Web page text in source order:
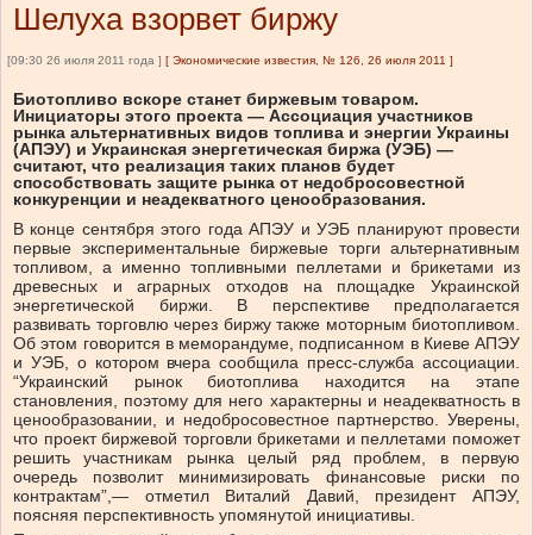
Шелуха взорвет биржу
[09:30 26 июля 2011 года ] [ Экономические известия, № 126, 26 июля 2011 ]
Биотопливо вскоре станет биржевым товаром.
Инициаторы этого проекта — Ассоциация участников
рынка альтернативных видов топлива и энергии Украины
(АПЭУ) и Украинская энергетическая биржа (УЭБ) —
считают, что реализация таких планов будет
способствовать защите рынка от недобросовестной
конкуренции и неадекватного ценообразования.
В конце сентября этого года АПЭУ и УЭБ планируют провести
первые экспериментальные биржевые торги альтернативным
топливом, а именно топливными пеллетами и брикетами из
древесных и аграрных отходов на площадке Украинской
энергетической биржи. В перспективе предполагается
развивать торговлю через биржу также моторным биотопливом.
Об этом говорится в меморандуме, подписанном в Киеве АПЭУ
и УЭБ, о котором вчера сообщила пресс-служба ассоциации.
“Украинский рынок биотоплива находится на этапе
становления, поэтому для него характерны и неадекватность в
ценообразовании, и недобросовестное партнерство. Уверены,
что проект биржевой торговли брикетами и пеллетами поможет
решить участникам рынка целый ряд проблем, в первую
очередь позволит минимизировать финансовые риски по
контрактам”,— отметил Виталий Давий, президент АПЭУ,
поясняя перспективность упомянутой инициативы.